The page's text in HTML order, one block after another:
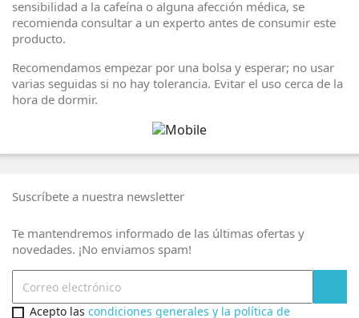
sensibilidad a la cafeína o alguna afección médica, se
recomienda consultar a un experto antes de consumir este
producto.
Recomendamos empezar por una bolsa y esperar; no usar
varias seguidas si no hay tolerancia. Evitar el uso cerca de la
hora de dormir.
Suscríbete a nuestra newsletter
Te mantendremos informado de las últimas ofertas y
novedades. ¡No enviamos spam!
Acepto las condiciones generales y la política de